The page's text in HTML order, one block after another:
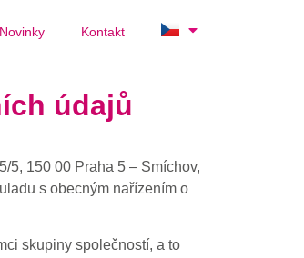
Novinky Kontakt
údajů
5, 150 00 Praha 5 – Smíchov,
s obecným nařízením o
skupiny společností, a to